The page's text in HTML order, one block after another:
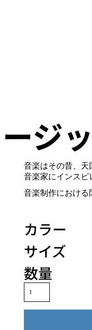
ジ
音楽はその昔、
音楽家にインスピ
音楽制作における
カラー
サイズ
数量